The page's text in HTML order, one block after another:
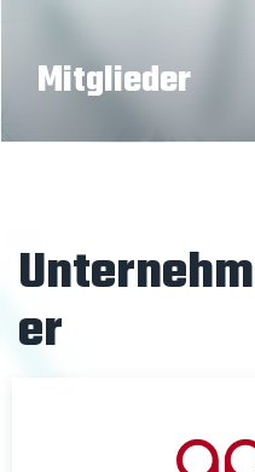
Mitglieder
er